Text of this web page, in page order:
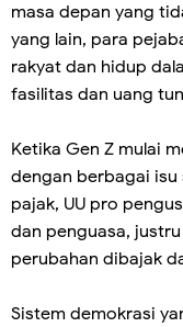
masa depan yang
yang lain, para
rakyat dan hidup
fasilitas dan uang
Ketika Gen Z mulai
dengan berbagai isu
pajak, UU pro
dan penguasa,
perubahan dibajak
Sistem demokrasi